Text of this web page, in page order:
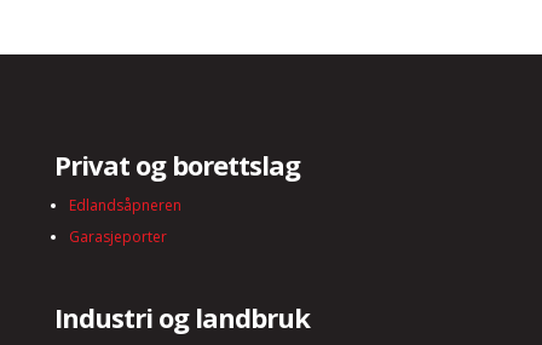
Privat og borettslag
Edlandsåpneren
Garasjeporter
Industri og landbruk